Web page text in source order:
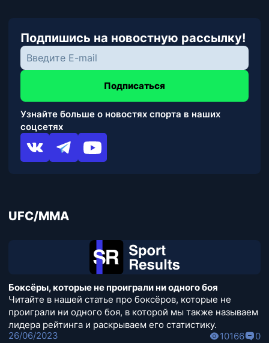
Подпишись на новостную рассылку!
Подписаться
Узнайте больше о новостях спорта в наших
соцсетях
UFC/MMA
Боксёры, которые не проиграли ни одного боя
Читайте в нашей статье про боксёров, которые не
проиграли ни одного боя, в которой мы также называем
лидера рейтинга и раскрываем его статистику.
26/06/2023
10166 0